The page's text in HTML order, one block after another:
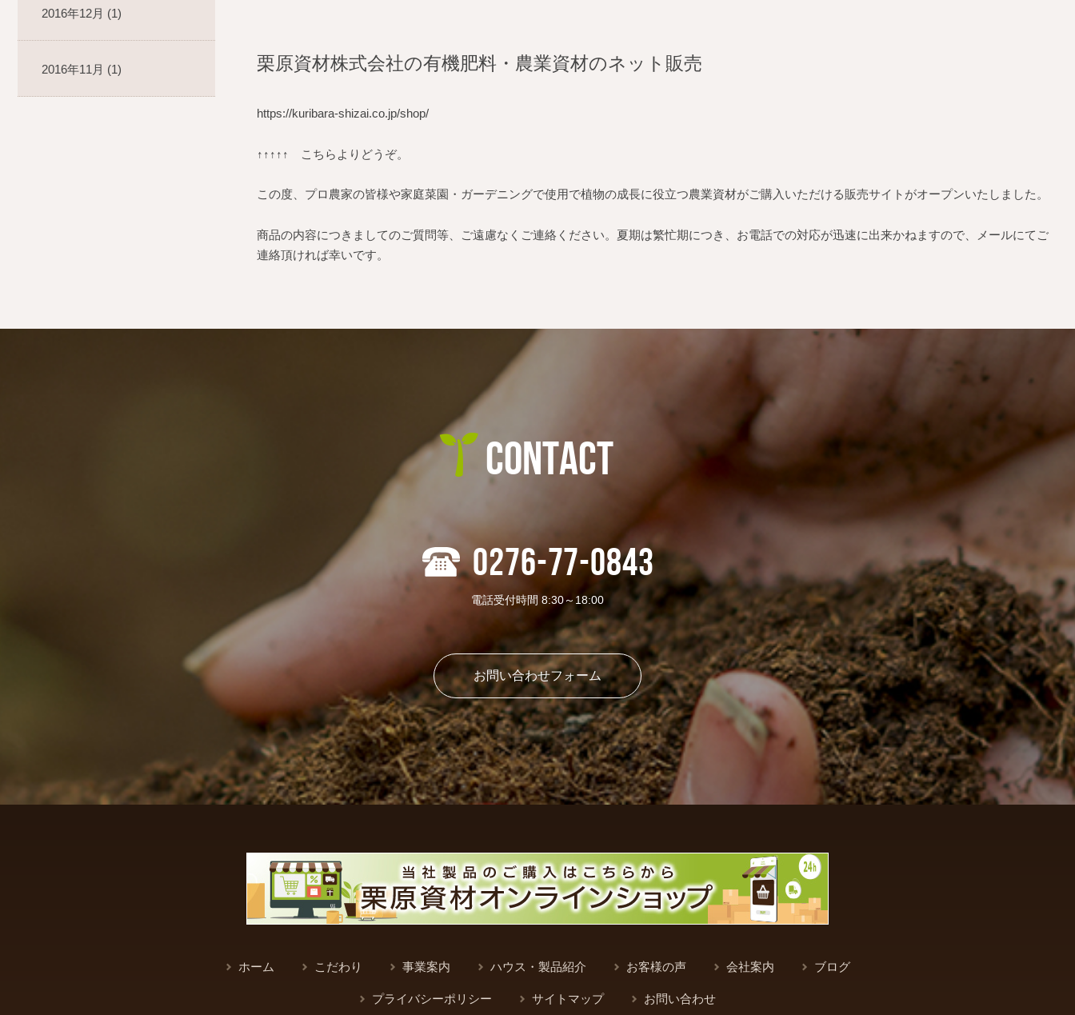
栗原資材株式会社の有機肥料・農業資材のネット販売
https://kuribara-shizai.co.jp/shop/
↑↑↑↑↑ こちらよりどうぞ。
この度、プロ農家の皆様や家庭菜園・ガーデニングで使用で植物の成長に役立つ農業資材がご購入いただける販売サイトがオープンいたしました。
商品の内容につきましてのご質問等、ご遠慮なくご連絡ください。夏期は繁忙期につき、お電話での対応が迅速に出来かねますので、メールにてご
連絡頂ければ幸いです。
2016年12月 (1)
2016年11月 (1)
CONTACT
0276-77-0843
電話受付時間 8:30～18:00
お問い合わせフォーム
ホーム こだわり 事業案内 ハウス・製品紹介 お客様の声 会社案内 ブログ
プライバシーポリシー サイトマップ お問い合わせ